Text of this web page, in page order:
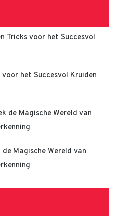
Tricks voor het Succesvol
voor het Succesvol Kruiden
de Magische Wereld van
de Magische Wereld van